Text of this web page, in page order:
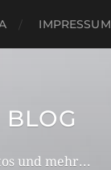
IMPRESSUM
BLOG
und mehr...